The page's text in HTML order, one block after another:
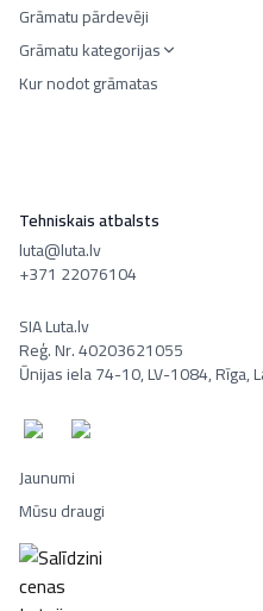
Grāmatu pārdevēji
Grāmatu kategorijas
Kur nodot grāmatas
Tehniskais atbalsts
luta@luta.lv
+371 22076104
SIA Luta.lv
Reģ. Nr. 40203621055
Ūnijas iela 74-10, LV-1084, Rīga,
Jaunumi
Mūsu draugi